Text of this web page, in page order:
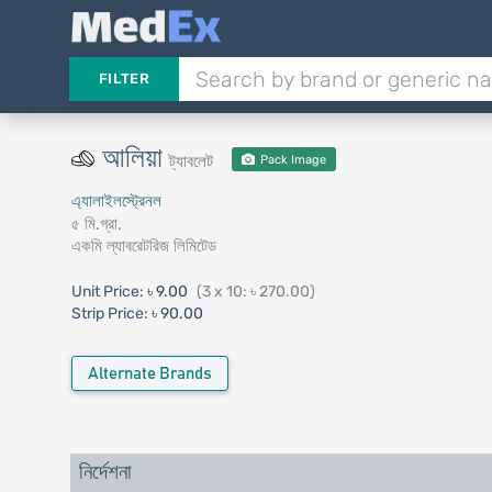
FILTER
আলিয়াট্যাবলেট Pack Image
এ্যালাইলস্ট্রেনল
৫ মি.গ্রা.
একমি ল্যাবরেটরিজ লিমিটেড
Unit Price: ৳ 9.00 (3 x 10: ৳ 270.00)
Strip Price: ৳ 90.00
Alternate Brands
নির্দেশনা